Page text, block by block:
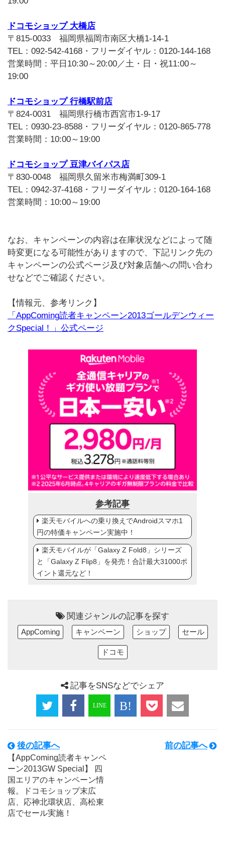
ドコモショップ 大橋店
〒815-0033 福岡県福岡市南区大橋1-14-1
TEL：092-542-4168・フリーダイヤル：0120-144-168
営業時間：平日10:30～20:00／土・日・祝11:00～
19:00
ドコモショップ 行橋駅前店
〒824-0031 福岡県行橋市西宮市1-9-17
TEL：0930-23-8588・フリーダイヤル：0120-865-778
営業時間：10:00～19:00
ドコモショップ 豆津バイパス店
〒830-0048 福岡県久留米市梅満町309-1
TEL：0942-37-4168・フリーダイヤル：0120-164-168
営業時間：10:00～19:00
なお、キャンペーンの内容は在庫状況などによって随
時変更になる可能性がありますので、下記リンク先の
キャンペーンの公式ページ及び対象店舗への問い合わ
せなどでご確認ください。
【情報元、参考リンク】
「AppComing読者キャンペーン2013ゴールデンウィー
クSpecial！」公式ページ
参考記事
楽天モバイルへの乗り換えでAndroidスマホ1
円の特価キャンペーン実施中！
楽天モバイルが「Galaxy Z Fold8」シリーズ
と「Galaxy Z Flip8」を発売！合計最大31000ポ
イント還元など！
関連ジャンルの記事を探す
AppComing キャンペーン ショップ セール
ドコモ
記事をSNSなどでシェア
後の記事へ
【AppComing読者キャンペ
ーン2013GW Special】 四
国エリアのキャンペーン情
報。ドコモショップ末広
店、応神北環状店、高松東
店でセール実施！
前の記事へ